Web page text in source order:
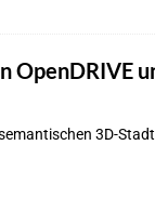
OpenDRIVE
3D-